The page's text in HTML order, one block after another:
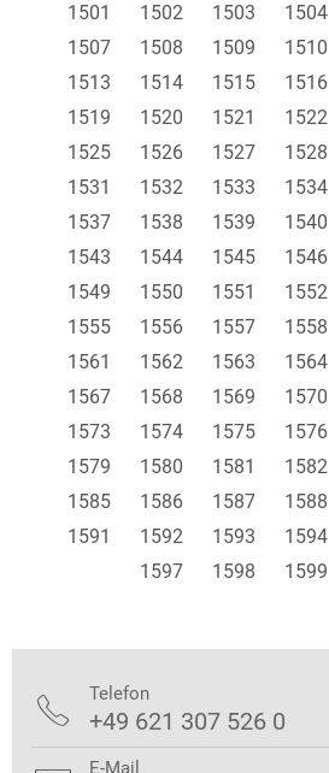
1501
1502 1503 1504
1507
1508 1509 1510
1513
1514 1515 1516
1519
1520 1521 1522
1525
1526 1527 1528
1531
1532 1533 1534
1537
1538 1539 1540
1543
1544 1545 1546
1549
1550 1551 1552
1555
1556 1557 1558
1561
1562 1563 1564
1567
1568 1569 1570
1573
1574 1575 1576
1579
1580 1581 1582
1585
1586 1587 1588
1591
1592 1593 1594
1597
1598 1599
 Telefon
+49 621 307 526 0
E-Mail